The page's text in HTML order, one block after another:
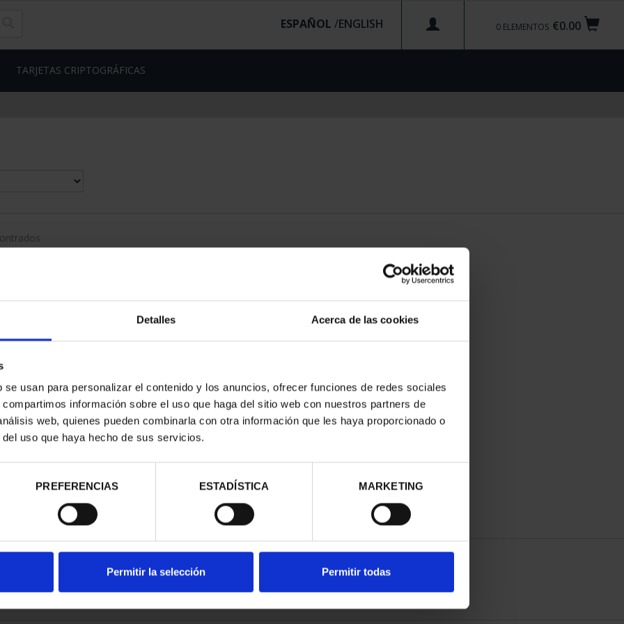
Detalles Acerca de las cookies
usan para personalizar el contenido y los anuncios, ofrecer funciones de redes sociales
información sobre el uso que haga del sitio web con nuestros partners de
web, quienes pueden combinarla con otra información que les haya proporcionado o
uso que haya hecho de sus servicios.
PREFERENCIAS ESTADÍSTICA MARKETING
Permitir la selección Permitir todas
€0.00
0 ELEMENTOS
ESPAÑOL /
TARJETAS CRIPTOGRÁFICAS
-